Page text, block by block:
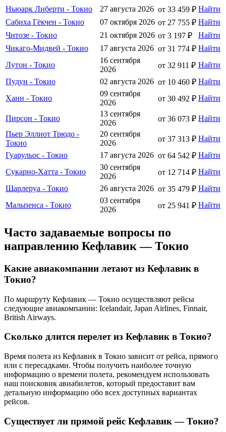
Ньюарк Либерти - Токио
27 августа 2026 от 33 459 ₽ Найти
Сабиха Гёкчен - Токио
07 октября 2026 от 27 755 ₽ Найти
Читозе - Токио
21 октября 2026 от 3 197 ₽
Найти
Чикаго-Мидвей - Токио
17 августа 2026 от 31 774 ₽ Найти
Лутон - Токио
16 сентября
2026
от 32 911 ₽ Найти
Пудун - Токио
02 августа 2026 от 10 460 ₽ Найти
Ханн - Токио
09 сентября
2026
от 30 492 ₽ Найти
Пирсон - Токио
13 сентября
2026
от 36 073 ₽ Найти
Пьер Эллиот Трюдо -
Токио
20 сентября
2026
от 37 313 ₽ Найти
Гуарульос - Токио
17 августа 2026 от 64 542 ₽ Найти
Сукарно-Хатта - Токио
30 сентября
2026
от 12 714 ₽ Найти
Шарлеруа - Токио
26 августа 2026 от 35 479 ₽ Найти
Мальпенса - Токио
03 сентября
2026
от 25 941 ₽ Найти
Часто задаваемые вопросы по
направлению Кефлавик — Токио
Какие авиакомпании летают из Кефлавик в
Токио?
По маршруту Кефлавик — Токио осуществляют рейсы
следующие авиакомпании: Icelandair, Japan Airlines, Finnair,
British Airways.
Сколько длится перелет из Кефлавик в Токио?
Время полета из Кефлавик в Токио зависит от рейса, прямого
или с пересадками. Чтобы получить наиболее точную
информацию о времени полета, рекомендуем использовать
наш поисковик авиабилетов, который предоставит вам
детальную информацию обо всех доступных вариантах
рейсов.
Существует ли прямой рейс Кефлавик — Токио?